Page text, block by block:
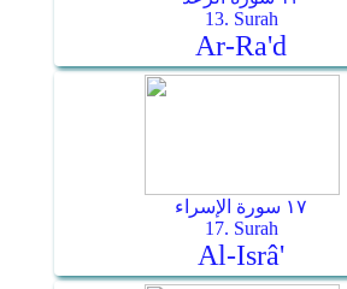
13. Surah
Ar-Ra'd
١٧ سورة الإسراء
17. Surah
Al-Isrâ'